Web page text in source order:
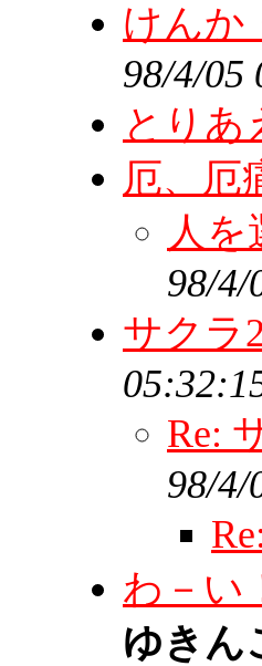
けんか
98/4/05
とり
厄、厄
人
98/4/
サクラ
Re:
98/4/
わ－い
ゆきん